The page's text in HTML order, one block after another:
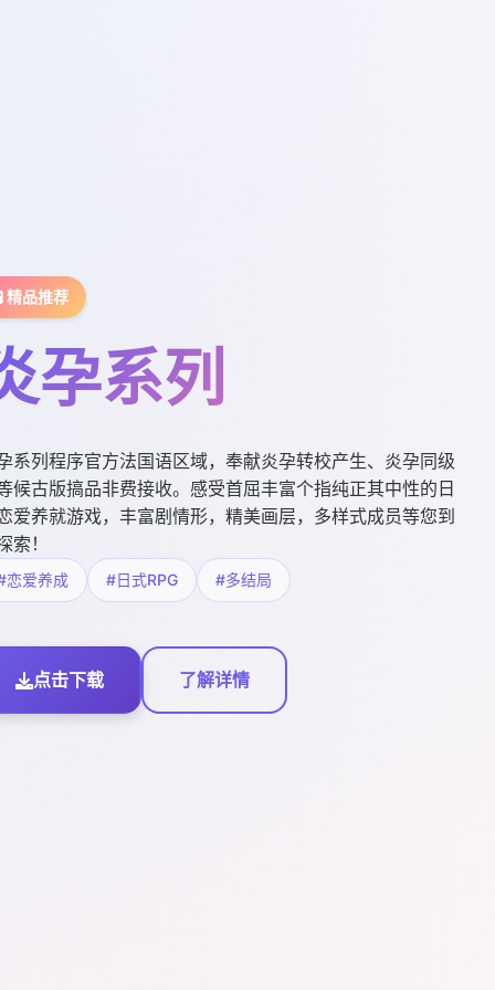
精品推荐
孕系列
系列程序官方法国语区域，奉献炎孕转校产生、炎孕同级
候古版搞品非费接收。感受首屈丰富个指纯正其中性的日
爱养就游戏，丰富剧情形，精美画层，多样式成员等您到
索！
恋爱养成 #日式RPG #多结局
点击下载 了解详情